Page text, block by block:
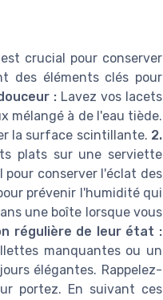
crucial pour conserver
des éléments clés pour
: Lavez vos lacets
mélangé à de l'eau tiède.
la surface scintillante. 2.
plats sur une serviette
pour conserver l'éclat des
prévenir l'humidité qui
une boîte lorsque vous
régulière de leur état :
manquantes ou un
élégantes. Rappelez-
portez. En suivant ces